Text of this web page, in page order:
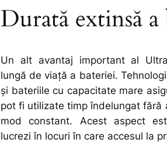
Durată extinsă
Un alt avantaj important al
lungă de viață a bateriei.
și bateriile cu capacitate mare
pot fi utilizate timp îndelungat fără
mod constant. Acest aspect
lucrezi în locuri în care accesul la